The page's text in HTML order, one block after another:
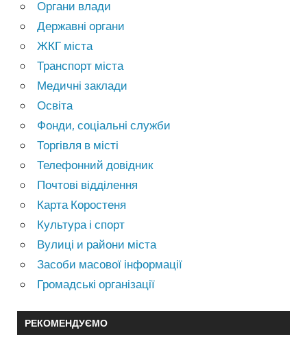
Органи влади
Державні органи
ЖКГ міста
Транспорт міста
Медичні заклади
Освіта
Фонди, соціальні служби
Торгівля в місті
Телефонний довідник
Почтові відділення
Карта Коростеня
Культура і спорт
Вулиці и райони міста
Засоби масової інформації
Громадські організації
РЕКОМЕНДУЄМО